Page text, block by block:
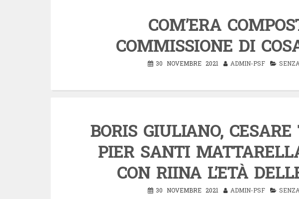
COM’ERA
COMMISSIONE DI
30 NOVEMBRE 2021 ADMIN-PSF
BORIS GIULIANO,
PIER SANTI
CON RIINA L’ETÀ
30 NOVEMBRE 2021 ADMIN-PSF